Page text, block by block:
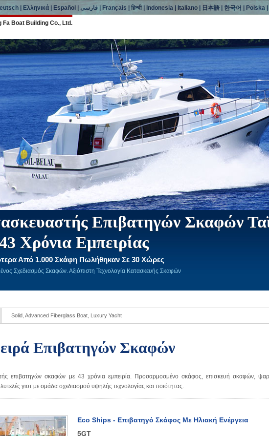
Fa Boat Building Co., Ltd.
Επιβατηγών Σκαφών
Χρόνια Εμπειρίας
Από 1.000 Σκάφη Πωλήθηκαν Σε 30 Χώρες
Σχεδιασμός Σκαφών. Αξιόπιστη Τεχνολογία Κατασκευής Σκαφών
Solid, Advanced Fiberglass Boat, Luxury Yacht
Επιβατηγών Σκαφών
επιβατηγών σκαφών με 43 χρόνια εμπειρία. Προσαρμοσμένο σκάφος, επισκευή σκαφών,
γιοτ με ομάδα σχεδιασμού υψηλής τεχνολογίας και ποιότητας.
Eco Ships - Επιβατηγό Σκάφος Με Ηλιακή Ενέργεια
5GT
| Ελληνικά| Español فارسی| Français हिन्दी| Indonesia| Italiano| 日本語| 한국어 Polska|